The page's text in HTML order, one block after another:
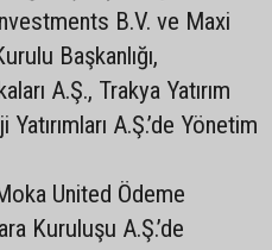
B.V. ve Maxi
Başkanlığı,
A.Ş., Trakya Yatırım
A.Ş.’de Yönetim
United Ödeme
Kuruluşu A.Ş.’de